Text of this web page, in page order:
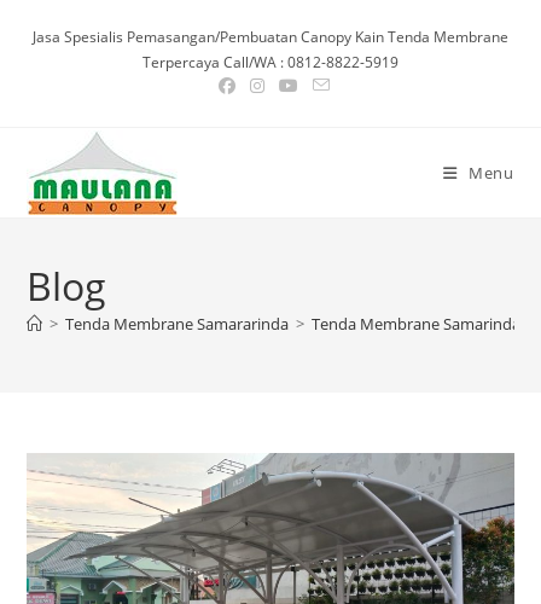
Jasa Spesialis Pemasangan/Pembuatan Canopy Kain Tenda Membrane
Terpercaya Call/WA : 0812-8822-5919
Menu
Blog
> Tenda Membrane Samararinda > Tenda Membrane Samarinda